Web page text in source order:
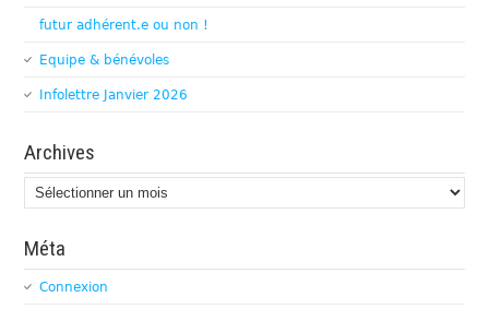
futur adhérent.e ou non !
Equipe & bénévoles
Infolettre Janvier 2026
Archives
Archives
Méta
Connexion